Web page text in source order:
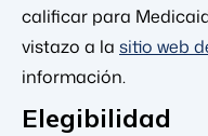
calificar para
vistazo a la sitio web
información.
Elegibilidad